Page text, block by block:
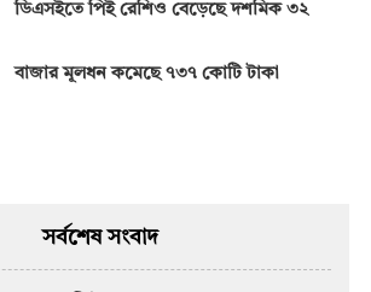
ডিএসইতে পিই রেশিও বেড়েছে দশমিক ৩২
বাজার মূলধন কমেছে ৭৩৭ কোটি টাকা
সর্বশেষ সংবাদ